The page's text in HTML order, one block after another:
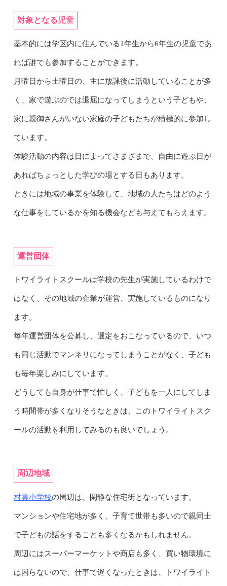
対象となる児童
基本的には学区内に住んでいる1年生から6年生の児童であ
れば誰でも参加することができます。
月曜日から土曜日の、主に放課後に活動していることが多
く、家で遊ぶのでは退屈になってしまうという子どもや、
家に親御さんがいない家庭の子どもたちが積極的に参加し
ています。
体験活動の内容は日によってさまざまで、自由に遊ぶ日が
あればちょっとした学びの場とする日もあります。
ときには地域の事業を体験して、地域の人たちはどのよう
な仕事をしているかを知る機会なども与えてもらえます。
運営団体
トワイライトスクールは学校の先生が実施しているわけで
はなく、その地域の企業が運営、実施しているものになり
ます。
毎年運営団体を公募し、選定をおこなっているので、いつ
も同じ活動でマンネリになってしまうことがなく、子ども
も毎年楽しみにしています。
どうしても自身が仕事で忙しく、子どもを一人にしてしま
う時間帯が多くなりそうなときは、このトワイライトスク
ールの活動を利用してみるのも良いでしょう。
周辺地域
村雲小学校の周辺は、閑静な住宅街となっています。
マンションや住宅地が多く、子育て世帯も多いので親同士
で子どもの話をすることも多くなるかもしれません。
周辺にはスーパーマーケットや商店も多く、買い物環境に
は困らないので、仕事で遅くなったときは、トワイライト